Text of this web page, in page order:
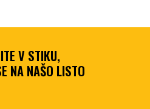
V STIKU,
NA NAŠO LISTO